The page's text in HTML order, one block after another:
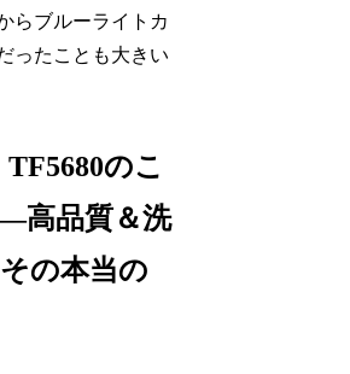
らブルーライトカ
ったことも大きい
のこ
高品質＆洗
の本当の